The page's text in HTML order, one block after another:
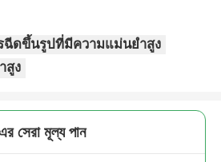
หภูมิสูง
น
ฉีดขึ้นรูปที่มีความแม่นยำสูง
สูง
সেরা মূল্য পান